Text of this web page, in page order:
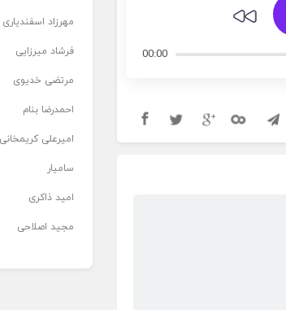
00:00
مهرزاد اسفندیاری
فرشاد میرزایی
مرتضی خدیوی
احمدرضا بنام
امیرعلی کریمخانی
سامیار
امید ذاکری
مجید اصلاحی